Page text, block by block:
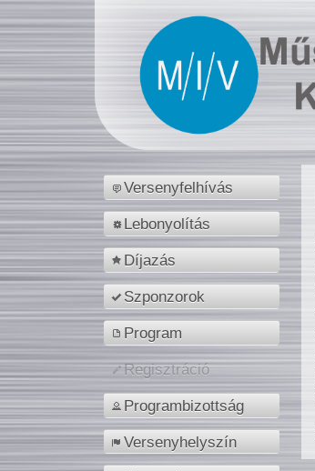
Versenyfelhívás
Lebonyolítás
Díjazás
Szponzorok
Program
Regisztráció
Programbizottság
Versenyhelyszín